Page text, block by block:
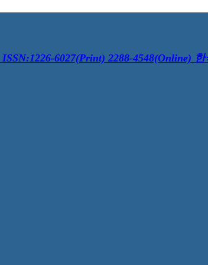
ISSN:1226-6027(Print) 2288-4548(Online)